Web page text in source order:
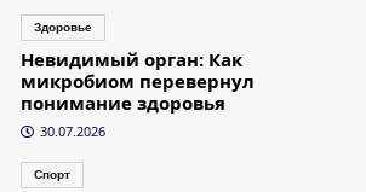
Здоровье
Невидимый орган: Как
микробиом перевернул
понимание здоровья
30.07.2026
Спорт